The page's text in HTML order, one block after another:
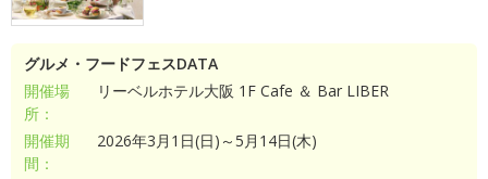
グルメ・フードフェスDATA
開催場
所：
リーベルホテル大阪 1F Cafe ＆ Bar LIBER
開催期
間：
2026年3月1日(日)～5月14日(木)